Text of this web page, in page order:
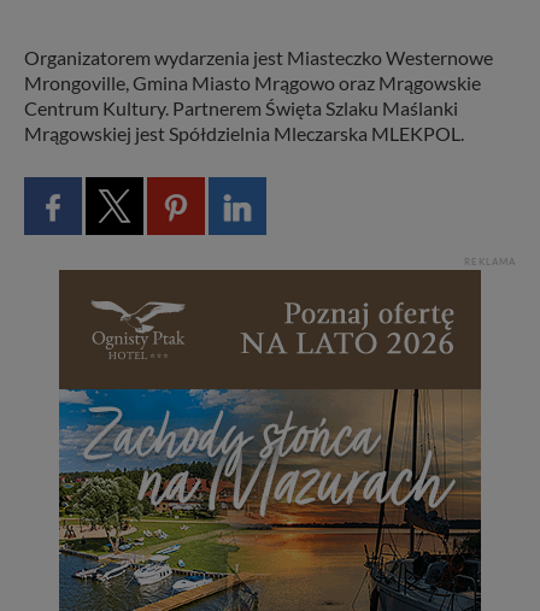
Organizatorem wydarzenia jest Miasteczko Westernowe
Mrongoville, Gmina Miasto Mrągowo oraz Mrągowskie
Centrum Kultury. Partnerem Święta Szlaku Maślanki
Mrągowskiej jest Spółdzielnia Mleczarska MLEKPOL.
REKLAMA